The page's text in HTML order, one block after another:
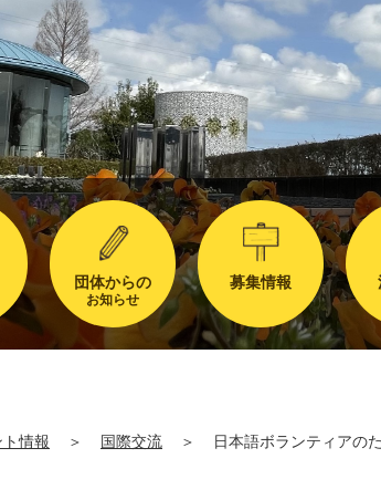
団体からの
お知らせ
募集情報
情報 ＞ 国際交流 ＞ 日本語ボランティアの